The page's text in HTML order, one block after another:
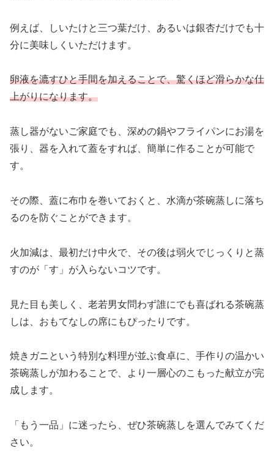
例えば、しいたけと三つ葉だけ、あるいは銀杏だけでも十
分に美味しくいただけます。
卵液を漉すひと手間を加えることで、驚くほど滑らかな仕
上がりになります。
蒸し器がないご家庭でも、深めの鍋やフライパンにお湯を
張り、器を入れて蓋をすれば、簡単に作ることが可能で
す。
その際、蓋に布巾を巻いておくと、水滴が茶碗蒸しに落ち
るのを防ぐことができます。
火加減は、最初だけ中火で、その後は弱火でじっくりと蒸
すのが「す」が入らないコツです。
見た目も美しく、老若男女問わず誰にでも喜ばれる茶碗蒸
しは、おもてなしの席にもぴったりです。
焼きガニという特別な料理が並ぶ食卓に、手作りの温かい
茶碗蒸しが加わることで、より一層心のこもった献立が完
成します。
「もう一品」に迷ったら、ぜひ茶碗蒸しを選んでみてくだ
さい。